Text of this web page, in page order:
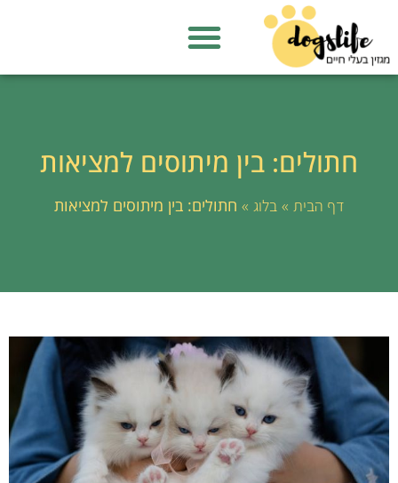
חתולים: בין מיתוסים למציאות
דף הבית »בלוג » חתולים: בין מיתוסים למציאות